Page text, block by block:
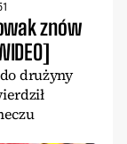
znów
drużyny